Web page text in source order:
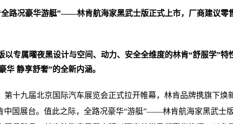
路况豪华游艇”——林肯航海家黑武士版正式上市，厂商建议零
以专属曜夜黑设计与空间、动力、安全全维度的林肯“舒服学”特
华 静享舒奢”的全新内涵。
第十九届北京国际汽车展览会正式拉开帷幕，林肯品牌携旗下焕
中国展台。值此之际，全路况豪华“游艇”——林肯航海家黑武士